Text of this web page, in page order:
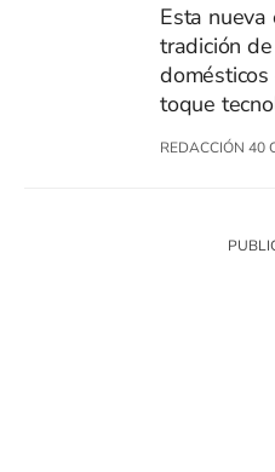
Esta
tradición
toque
REDACCIÓN 40